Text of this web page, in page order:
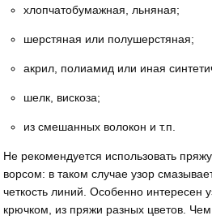
хлопчатобумажная, льняная;
шерстяная или полушерстяная;
акрил, полиамид или иная
шелк, вискоза;
из смешанных волокон и т.п.
Не рекомендуется использовать
ворсом: в таком случае узор
четкость линий. Особенно интересен
крючком, из пряжи разных цветов. Чем